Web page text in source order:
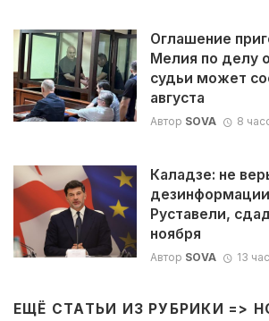
Оглашение
Мелия по делу
судьи может
августа
Автор SOVA 8
Каладзе: не
Руставели,
ноября
Автор SOVA 13
ЕЩЁ СТАТЬИ ИЗ РУБРИКИ =>